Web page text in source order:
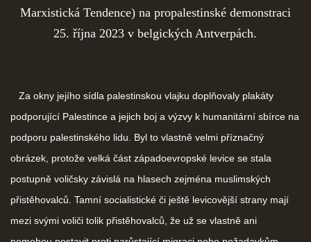
Marxistická Tendence) na propalestinské demonstraci
25. října 2023 v belgických Antverpách.
Za okny jejího sídla palestinskou vlajku doplňovaly plakáty
podporující Palestince a jejich boj a výzvy k humanitární sbírce na
podporu palestinského lidu. Byl to vlastně velmi příznačný
obrázek, protože velká část západoevropské levice se stala
postupně voličsky závislá na hlasech zejména muslimských
přistěhovalců. Tamní socialistické či ještě levicovější strany mají
mezi svými voliči tolik přistěhovalců, že už se vlastně ani